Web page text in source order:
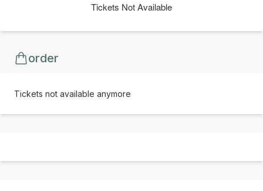
Tickets Not Available
order
Tickets not available anymore